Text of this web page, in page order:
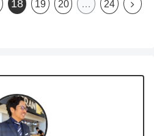
18 19 20 … 24
次